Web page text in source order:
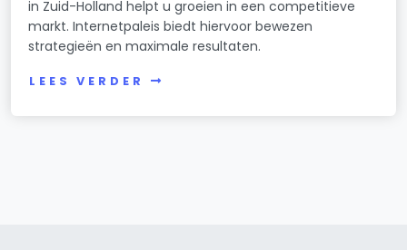
in Zuid-Holland helpt u groeien in een competitieve
markt. Internetpaleis biedt hiervoor bewezen
strategieën en maximale resultaten.
LEES VERDER